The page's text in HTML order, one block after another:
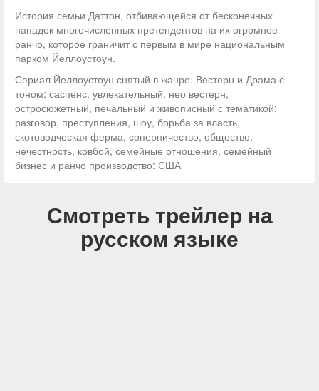
История семьи Даттон, отбивающейся от бесконечных
нападок многочисленных претендентов на их огромное
ранчо, которое граничит с первым в мире национальным
парком Йеллоустоун.
Сериал Йеллоустоун снятый в жанре: Вестерн и Драма с
тоном: саспенс, увлекательный, нео вестерн,
остросюжетный, печальный и живописный с тематикой:
разговор, преступления, шоу, борьба за власть,
скотоводческая ферма, соперничество, общество,
нечестность, ковбой, семейные отношения, семейный
бизнес и ранчо производство: США
Смотреть трейлер на
русском языке